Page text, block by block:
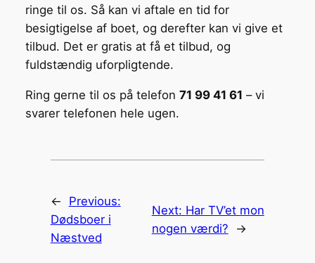
ringe til os. Så kan vi aftale en tid for
besigtigelse af boet, og derefter kan vi give et
tilbud. Det er gratis at få et tilbud, og
fuldstændig uforpligtende.
Ring gerne til os på telefon 71 99 41 61 – vi
svarer telefonen hele ugen.
←
Previous:
Dødsboer i
Næstved
Next: Har TV’et mon
nogen værdi?
→